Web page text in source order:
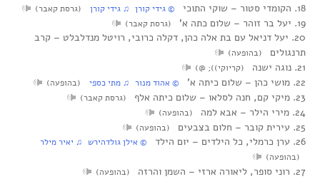
18. הקומדי סטור‏ – שוקי התוכי © גידי קורן ♫ גידי קורן (גרסת קאבר)
19. יעל בר זוהר‏ – שלום כתה א’ (גרסת קאבר)
20. יעל דניאל עם בת אלה כהן, דקלה כרובי, רויטל מנדלבלט‏ – קרב
תרנגולים
(בהופעה)
21. נוגה ישנה (קריוקי)); @)
22. מושי כהן‏ – שלום כיתה א’ © אהוד מנור ♫ מתי כספי (בהופעה)
23. מיקי קם, חנה לסלאו‏ – שלום כיתה אלף (גרסת קאבר)
24. מירי הילר‏ – אבא למה (בהופעה)
25. עירית קובר‏ – חלום בצבעים (בהופעה)
26. ערן כרמלי, כל הילדים‏ – יום הילד
© אילן גולדהירש ♫ יאיר מילר
(בהופעה)
27. רוני סופר, ליאורה ארזי‏ – השמן והרזה (בהופעה)